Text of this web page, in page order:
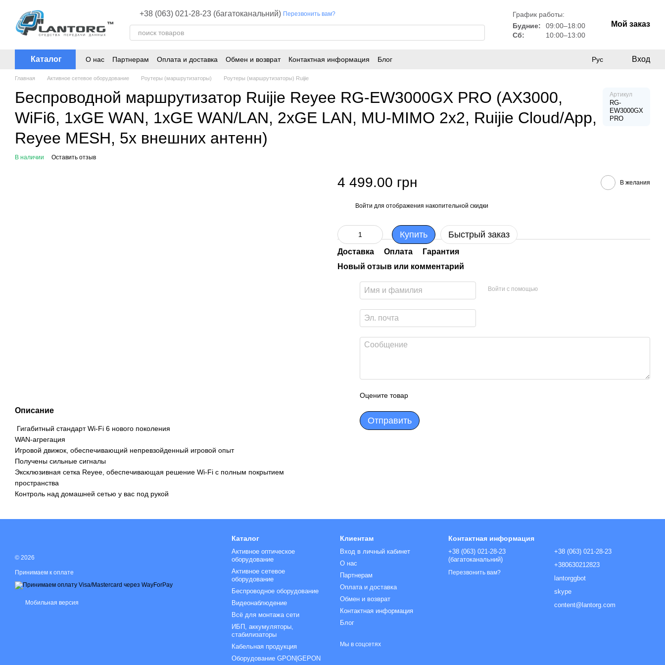
+38 (063) 021-28-23 (багатоканальний) Перезвонить вам?
График работы:
Будние:
09:00–18:00
Сб:
10:00–13:00
Мой заказ
Каталог О нас Партнерам Оплата и доставка Обмен и возврат Контактная информация Блог Рус Вход
Главная Активное сетевое оборудование Роутеры (маршрутизаторы) Роутеры (маршрутизаторы) Ruijie
Беспроводной маршрутизатор Ruijie Reyee RG-EW3000GX PRO (AX3000,
WiFi6, 1xGE WAN, 1xGE WAN/LAN, 2xGE LAN, MU-MIMO 2x2, Ruijie Cloud/App,
Reyee MESH, 5x внешних антенн)
Артикул
RG-
EW3000GX
PRO
В наличии Оставить отзыв
Описание
Гигабитный стандарт Wi-Fi 6 нового поколения
WAN-агрегация
Игровой движок, обеспечивающий непревзойденный игровой опыт
Получены сильные сигналы
Эксклюзивная сетка Reyee, обеспечивающая решение Wi-Fi с полным покрытием
пространства
Контроль над домашней сетью у вас под рукой
4 499.00 грн В желания
Войти для отображения накопительной скидки
Купить Быстрый заказ
Доставка Оплата
Гарантия
Новый отзыв или комментарий
Войти с помощью
Оцените товар
Отправить
© 2026
Принимаем к оплате
Мобильная версия
Каталог
Активное оптическое
оборудование
Активное сетевое
оборудование
Беспроводное оборудование
Видеонаблюдение
Всё для монтажа сети
ИБП, аккумуляторы,
стабилизаторы
Кабельная продукция
Оборудование GPON|GEPON
Клиентам
Вход в личный кабинет
О нас
Партнерам
Оплата и доставка
Обмен и возврат
Контактная информация
Блог
Мы в соцсетях
Контактная информация
+38 (063) 021-28-23
(багатоканальний)
Перезвонить вам?
+38 (063) 021-28-23
+380630212823
lantorggbot
skype
content@lantorg.com